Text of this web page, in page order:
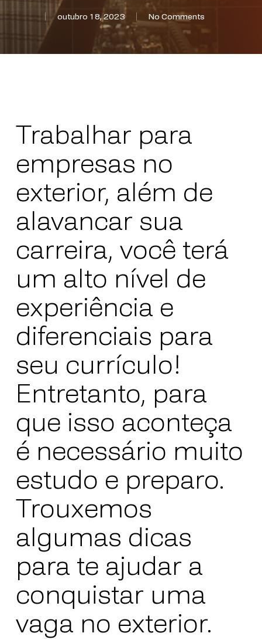
outubro 18, 2023 No Comments
Trabalhar para
empresas no
exterior, além de
alavancar sua
carreira, você terá
um alto nível de
experiência e
diferenciais para
seu currículo!
Entretanto, para
que isso aconteça
é necessário muito
estudo e preparo.
Trouxemos
algumas dicas
para te ajudar a
conquistar uma
vaga no exterior.